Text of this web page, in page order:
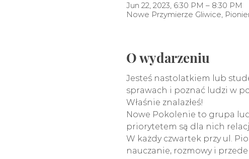
Jun 22, 2023, 6:30 PM – 8:30 PM
Nowe Przymierze Gliwice,
O wydarzeniu
Jesteś nastolatkiem lub
sprawach i poznać ludzi w
Właśnie znalazłeś!
Nowe Pokolenie to grupa
priorytetem są dla nich
W każdy czwartek przy ul.
nauczanie, rozmowy i